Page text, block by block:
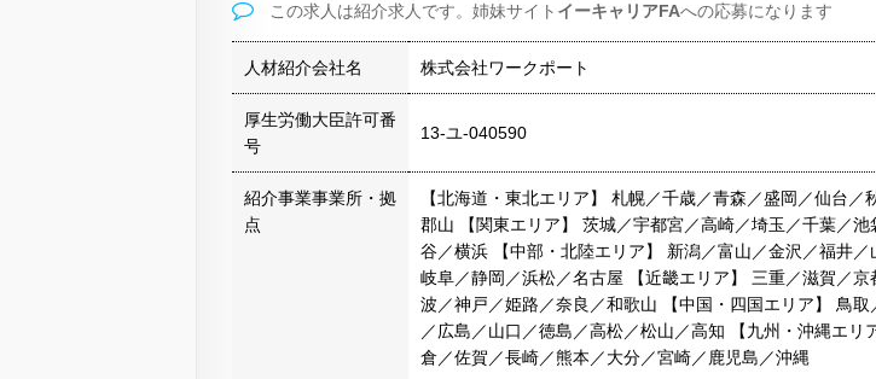
この求人は紹介求人です。姉妹サイト イーキャリアFAへの応募になります
人材紹介会社名 株式会社ワークポート
厚生労働大臣許可番
号
13-ユ-040590
紹介事業事業所・拠
点
【北海道・東北エリア】 札幌／千歳／青森／盛岡／仙台／
郡山 【関東エリア】 茨城／宇都宮／高崎／埼玉／千葉／池
谷／横浜 【中部・北陸エリア】 新潟／富山／金沢／福井／
岐阜／静岡／浜松／名古屋 【近畿エリア】 三重／滋賀／京
波／神戸／姫路／奈良／和歌山 【中国・四国エリア】 鳥取
／広島／山口／徳島／高松／松山／高知 【九州・沖縄エリ
倉／佐賀／長崎／熊本／大分／宮崎／鹿児島／沖縄